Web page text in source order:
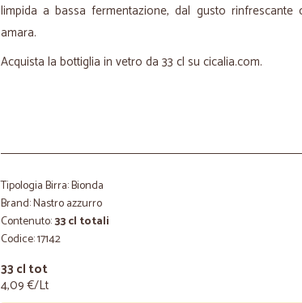
limpida a bassa fermentazione, dal gusto rinfrescante
amara.
Acquista la bottiglia in vetro da 33 cl su cicalia.com.
Tipologia Birra: Bionda
Brand: Nastro azzurro
Contenuto:33 cl totali
Codice: 17142
33 cl tot
4,09 €/Lt